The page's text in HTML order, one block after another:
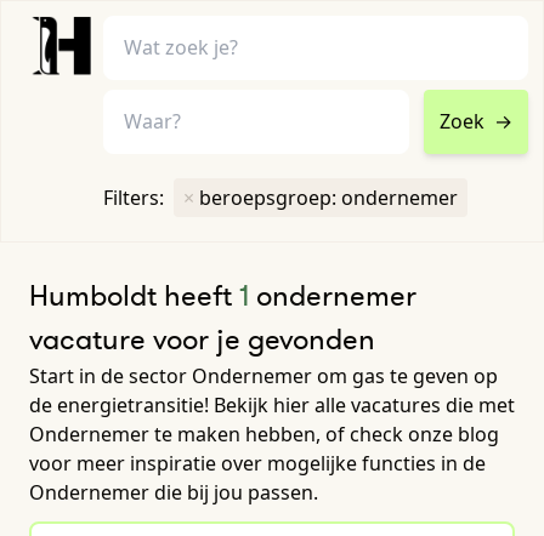
Zoek →
Filters: × beroepsgroep: ondernemer
Humboldt heeft1 ondernemer
vacature voor je gevonden
Start in de sector Ondernemer om gas te geven op
de energietransitie! Bekijk hier alle vacatures die met
Ondernemer te maken hebben, of check onze blog
voor meer inspiratie over mogelijke functies in de
Ondernemer die bij jou passen.